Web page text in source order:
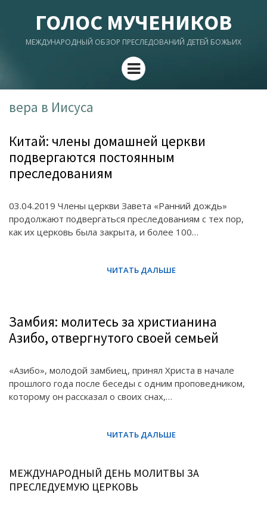
ГОЛОС МУЧЕНИКОВ
МЕЖДУНАРОДНЫЙ ОБЗОР ПРЕСЛЕДОВАНИЙ ДЕТЕЙ БОЖЬИХ
Menu
вера в Иисуса
Китай: члены домашней церкви
подвергаются постоянным
преследованиям
03.04.2019 Члены церкви Завета «Ранний дождь»
продолжают подвергаться преследованиям с тех пор,
как их церковь была закрыта, и более 100…
Замбия: молитесь за христианина
Азибо, отвергнутого своей семьей
«Азибо», молодой замбиец, принял Христа в начале
прошлого года после беседы с одним проповедником,
которому он рассказал о своих снах,…
МЕЖДУНАРОДНЫЙ ДЕНЬ МОЛИТВЫ ЗА
ПРЕСЛЕДУЕМУЮ ЦЕРКОВЬ